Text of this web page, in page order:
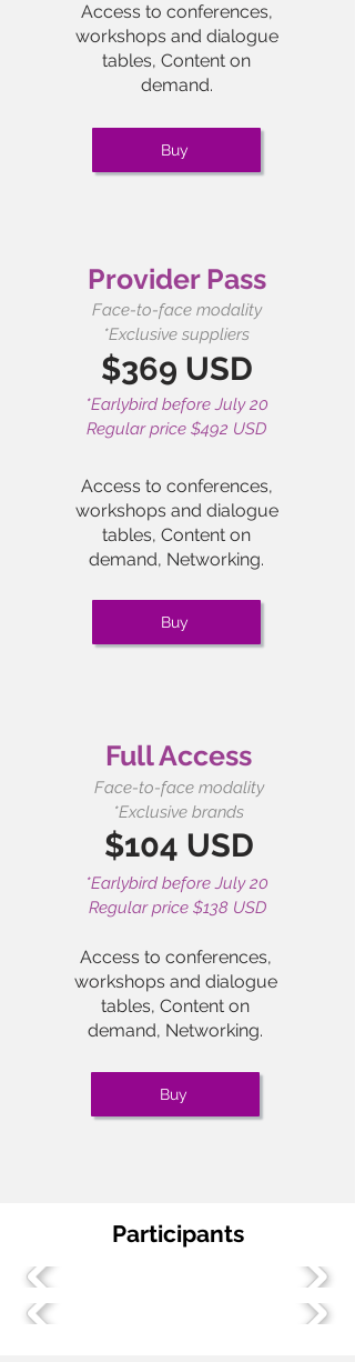
Access to conferences,
workshops and dialogue
tables, Content on
demand.
Buy
Provider Pass
Face-to-face modality
*Exclusive suppliers
$369 USD
*Earlybird before July 20
Regular price $492 USD
Access to conferences,
workshops and dialogue
tables, Content on
demand, Networking.
Buy
Full Access
$104 USD
Face-to-face modality
*Exclusive brands
*Earlybird before July 20
Regular price $138 USD
Access to conferences,
workshops and dialogue
tables, Content on
demand, Networking.
Buy
Participants